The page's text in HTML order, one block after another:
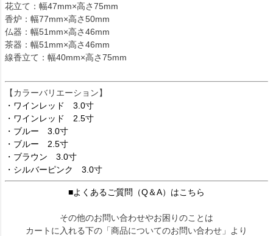
花立て：幅47mm×高さ75mm
香炉：幅77mm×高さ50mm
仏器：幅51mm×高さ46mm
茶器：幅51mm×高さ46mm
線香立て：幅40mm×高さ75mm
【カラーバリエーション】
・ワインレッド 3.0寸
・ワインレッド 2.5寸
・ブルー 3.0寸
・ブルー 2.5寸
・ブラウン 3.0寸
・シルバーピンク 3.0寸
■よくあるご質問（Q＆A）はこちら
その他のお問い合わせやお困りのことは
カートに入れる下の「商品についてのお問い合わせ」より